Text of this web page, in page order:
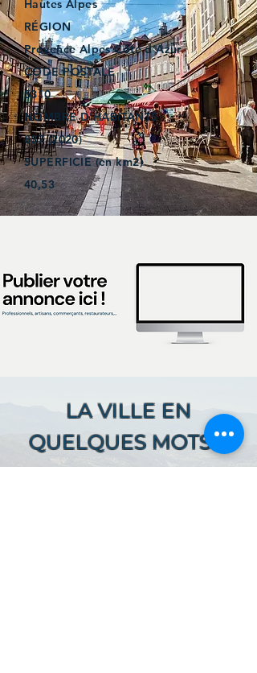
Hautes Alpes
RÉGION
Provence Alpes Côte d’Azur
CODE POSTALE
5310
NOMBRE D'HABITANTS
837 (2020)
SUPERFICIE (en km2)
40,53
LA VILLE EN
QUELQUES MOTS ...
Ici, retrouver prochainement le